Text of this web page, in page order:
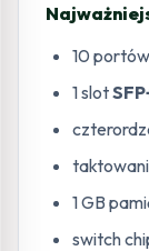
10
1 slot
1 GB
switch